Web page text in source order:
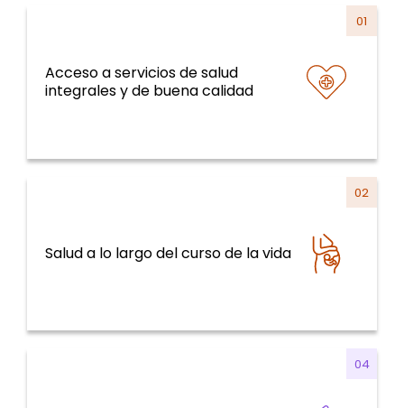
Acceso a servicios de salud
integrales y de buena calidad
01
Sistemas y servicios de salud y curso de la
vida
Salud a lo largo del curso de la vida
02
Sistemas y servicios de salud y curso de la
vida
04